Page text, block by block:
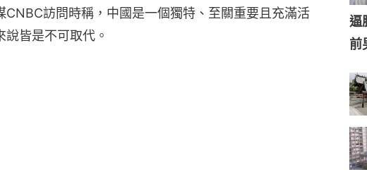
CNBC訪問時稱，中國是一個獨特、至關重要且充滿活
皆是不可取代。
逼
前